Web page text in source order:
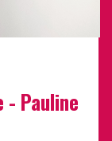
- Pauline